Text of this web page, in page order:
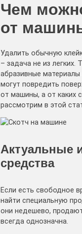
Чем
от
Удалить обычную
– задача не из легких.
абразивные материалы
могут повредить
от машины, а от каких
рассмотрим в этой
Актуальные
средства
Если есть свободное
найти специальную
они недешево,
всегда однозначна.